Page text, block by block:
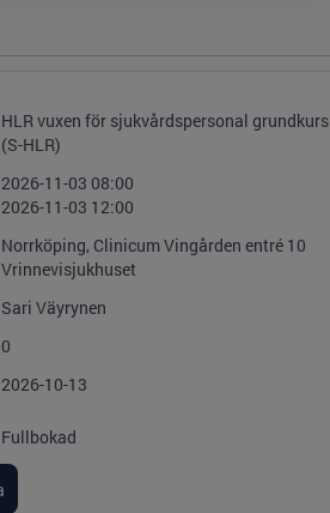
HLR vuxen för sjukvårdspersonal grundkurs
(S-HLR)
2026-11-03 08:00
2026-11-03 12:00
Norrköping, Clinicum Vingården entré 10
Vrinnevisjukhuset
Sari Väyrynen
0
2026-10-13
Fullbokad